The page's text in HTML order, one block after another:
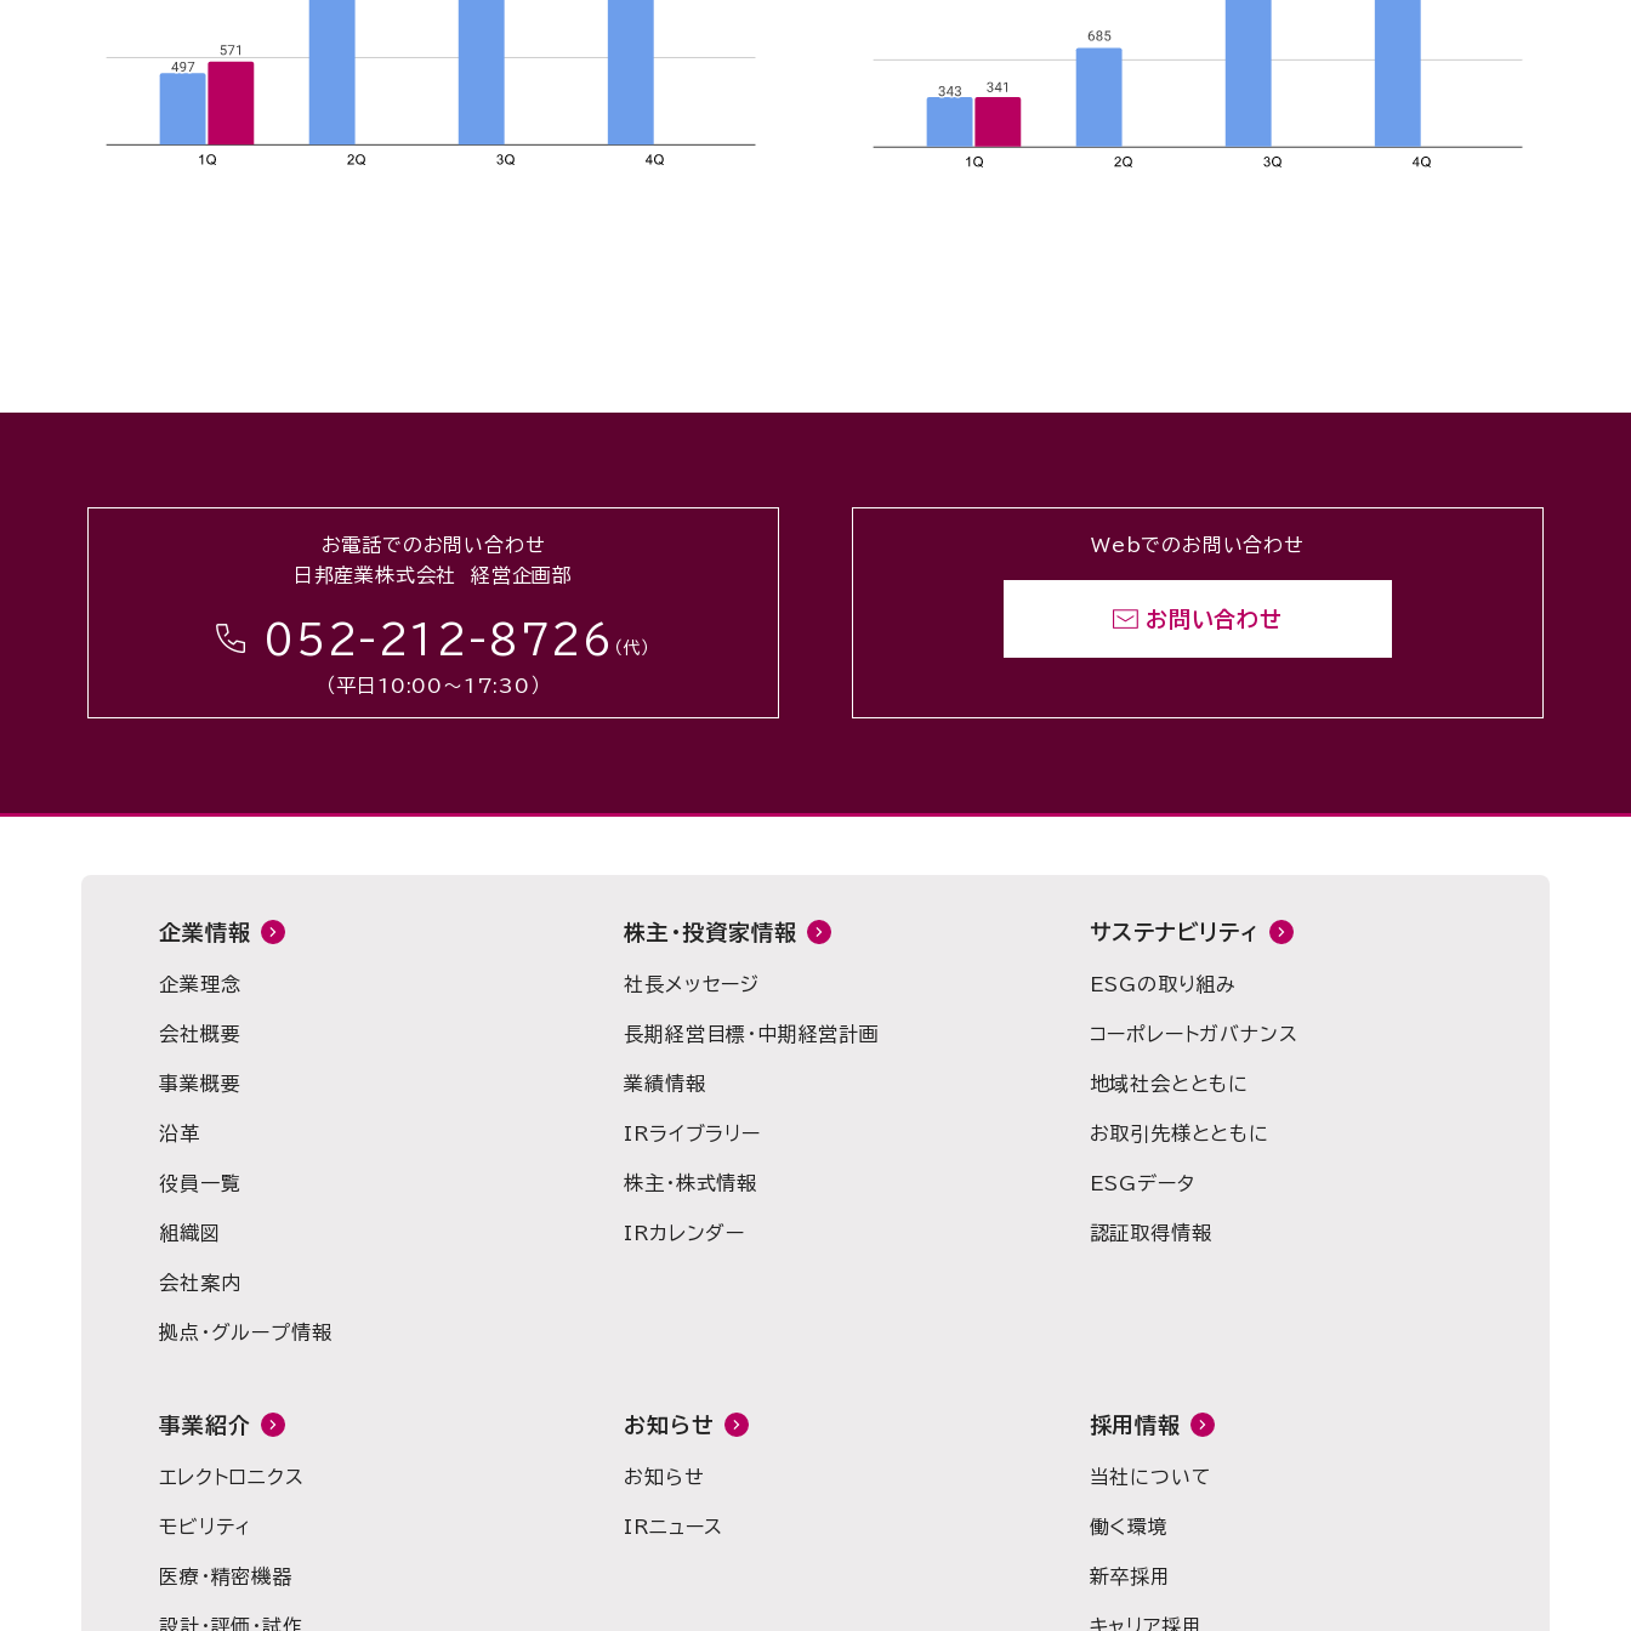
お電話でのお問い合わせ
日邦産業株式会社 経営企画部
052-212-8726 （代）
（平日10:00〜17:30）
Webでのお問い合わせ
お問い合わせ
企業情報
企業理念
会社概要
事業概要
沿革
役員一覧
組織図
会社案内
拠点・グループ情報
株主・投資家情報
社長メッセージ
長期経営目標・中期経営計画
業績情報
IRライブラリー
株主・株式情報
IRカレンダー
サステナビリティ
ESGの取り組み
コーポレートガバナンス
地域社会とともに
お取引先様とともに
ESGデータ
認証取得情報
事業紹介
エレクトロニクス
モビリティ
医療・精密機器
設計・評価・試作
お知らせ
お知らせ
IRニュース
採用情報
当社について
働く環境
新卒採用
キャリア採用